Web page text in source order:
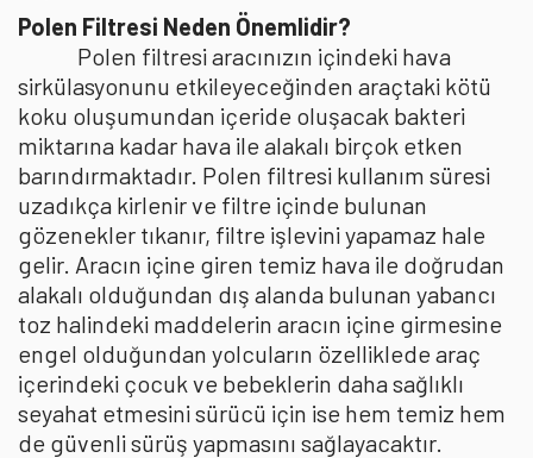
Polen Filtresi Neden Önemlidir?
Polen filtresi aracınızın içindeki hava
sirkülasyonunu etkileyeceğinden araçtaki kötü
koku oluşumundan içeride oluşacak bakteri
miktarına kadar hava ile alakalı birçok etken
barındırmaktadır. Polen filtresi kullanım süresi
uzadıkça kirlenir ve filtre içinde bulunan
gözenekler tıkanır, filtre işlevini yapamaz hale
gelir. Aracın içine giren temiz hava ile doğrudan
alakalı olduğundan dış alanda bulunan yabancı
toz halindeki maddelerin aracın içine girmesine
engel olduğundan yolcuların özelliklede araç
içerindeki çocuk ve bebeklerin daha sağlıklı
seyahat etmesini sürücü için ise hem temiz hem
de güvenli sürüş yapmasını sağlayacaktır.